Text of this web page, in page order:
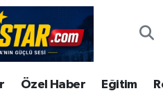
Özel Haber Eğitim